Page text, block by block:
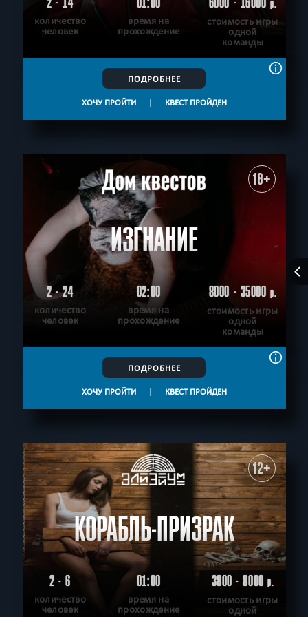
количество
человек
время на
прохождение
р.
стоимость игры
одной
команды
ПОДРОБНЕЕ
ХОЧУ ПРОЙТИ | КВЕСТ ПРОЙДЕН
18+
ИЗГНАНИЕ
2 - 24
количество
человек
02:00
время на
прохождение
8000 - 35000р.
стоимость игры
одной
команды
ПОДРОБНЕЕ
ХОЧУ ПРОЙТИ | КВЕСТ ПРОЙДЕН
12+
КОРАБЛЬ-ПРИЗРАК
2 - 6
количество
человек
01:00
время на
прохождение
3800 - 8000р.
стоимость игры
одной